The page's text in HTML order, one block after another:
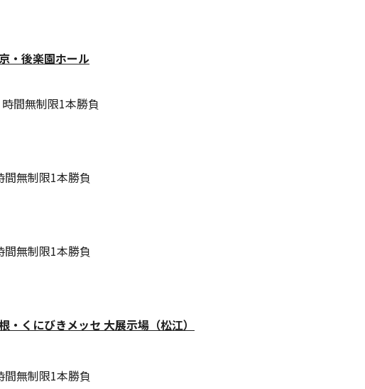
・後楽園ホール
間無制限1本勝負
無制限1本勝負
無制限1本勝負
くにびきメッセ 大展示場（松江）
無制限1本勝負